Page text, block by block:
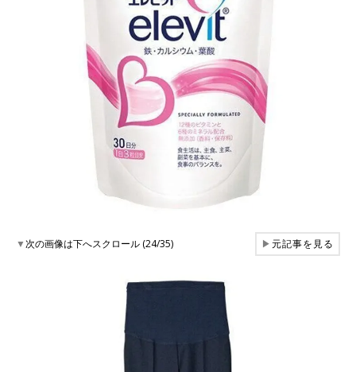
▼次の画像は下へスクロール (24/35) ▶元記事を見る